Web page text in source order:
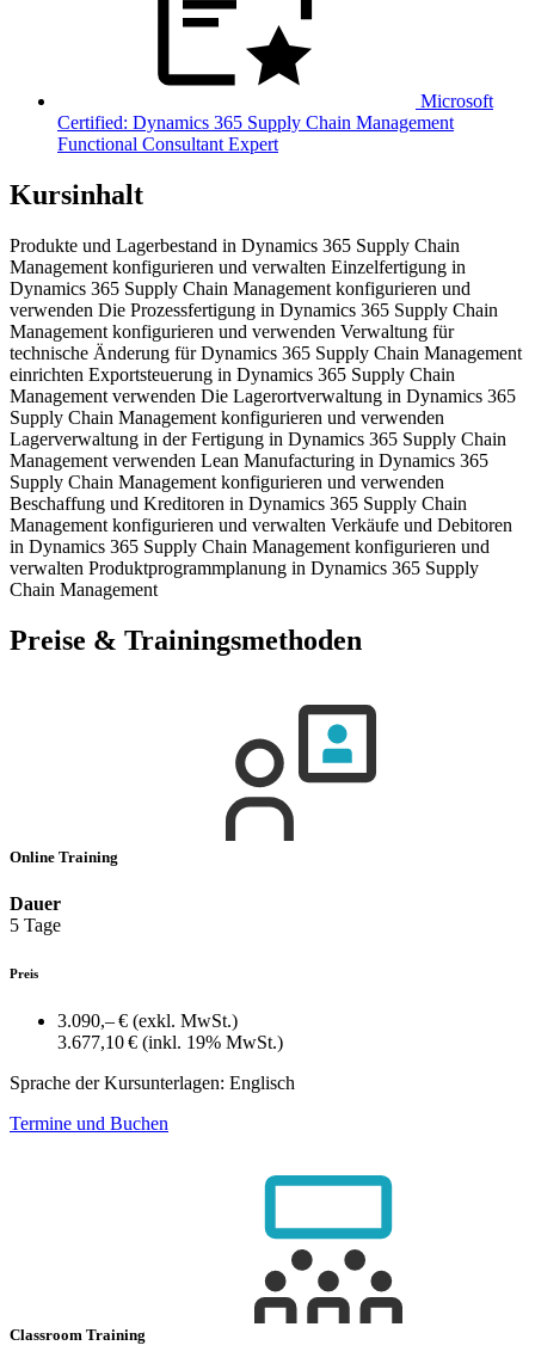
Microsoft
Certified: Dynamics 365 Supply Chain Management
Functional Consultant Expert
Kursinhalt
Produkte und Lagerbestand in Dynamics 365 Supply Chain
Management konfigurieren und verwalten Einzelfertigung in
Dynamics 365 Supply Chain Management konfigurieren und
verwenden Die Prozessfertigung in Dynamics 365 Supply Chain
Management konfigurieren und verwenden Verwaltung für
technische Änderung für Dynamics 365 Supply Chain Management
einrichten Exportsteuerung in Dynamics 365 Supply Chain
Management verwenden Die Lagerortverwaltung in Dynamics 365
Supply Chain Management konfigurieren und verwenden
Lagerverwaltung in der Fertigung in Dynamics 365 Supply Chain
Management verwenden Lean Manufacturing in Dynamics 365
Supply Chain Management konfigurieren und verwenden
Beschaffung und Kreditoren in Dynamics 365 Supply Chain
Management konfigurieren und verwalten Verkäufe und Debitoren
in Dynamics 365 Supply Chain Management konfigurieren und
verwalten Produktprogrammplanung in Dynamics 365 Supply
Chain Management
Preise & Trainingsmethoden
Online Training
Dauer
5 Tage
Preis
3.090,– € (exkl. MwSt.)
3.677,10 € (inkl. 19% MwSt.)
Sprache der Kursunterlagen: Englisch
Termine und Buchen
Classroom Training